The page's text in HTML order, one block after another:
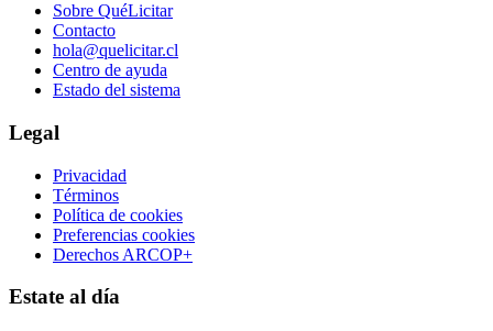
Sobre QuéLicitar
Contacto
hola@quelicitar.cl
Centro de ayuda
Estado del sistema
Legal
Privacidad
Términos
Política de cookies
Preferencias cookies
Derechos ARCOP+
Estate al día